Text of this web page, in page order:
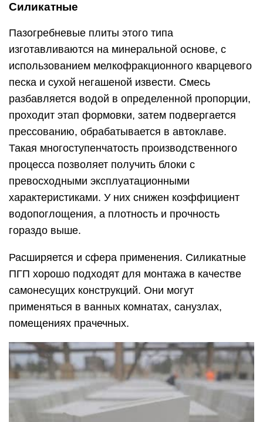
Силикатные
Пазогребневые плиты этого типа
изготавливаются на минеральной основе, с
использованием мелкофракционного кварцевого
песка и сухой негашеной извести. Смесь
разбавляется водой в определенной пропорции,
проходит этап формовки, затем подвергается
прессованию, обрабатывается в автоклаве.
Такая многоступенчатость производственного
процесса позволяет получить блоки с
превосходными эксплуатационными
характеристиками. У них снижен коэффициент
водопоглощения, а плотность и прочность
гораздо выше.
Расширяется и сфера применения. Силикатные
ПГП хорошо подходят для монтажа в качестве
самонесущих конструкций. Они могут
применяться в ванных комнатах, санузлах,
помещениях прачечных.